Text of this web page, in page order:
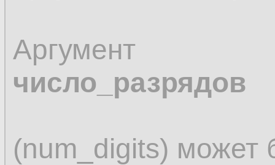
Аргумент
число_разрядов
(num_digits) может